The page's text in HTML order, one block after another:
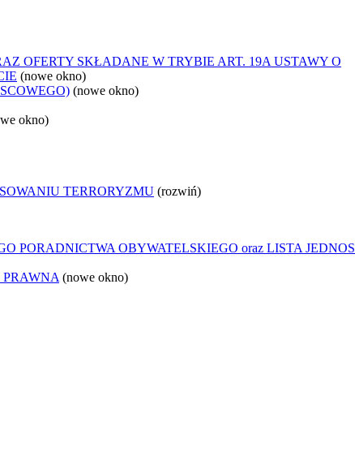
OFERTY SKŁADANE W TRYBIE ART. 19A USTAWY O
(nowe okno)
(nowe okno)
okno)
TERRORYZMU (rozwiń)
PORADNICTWA OBYWATELSKIEGO oraz LISTA
(nowe okno)